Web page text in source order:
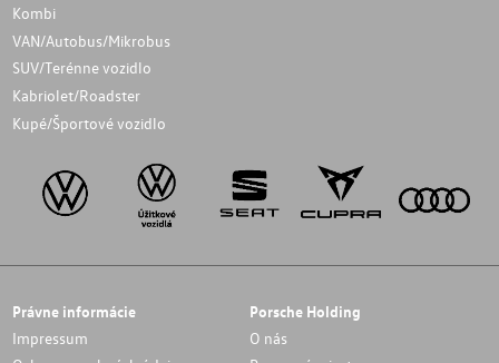
Kombi
VAN/Autobus/Mikrobus
SUV/Terénne vozidlo
Kabriolet/Roadster
Kupé/Športové vozidlo
Právne informácie
Impressum
Porsche Holding
O nás